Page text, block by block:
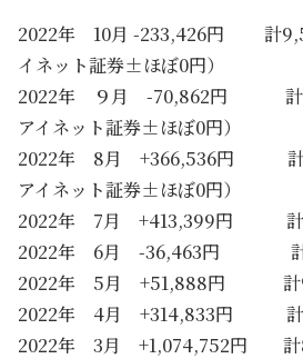
2022年 10月 -233,426円 計
イネット証券±ほぼ0円）
2022年 ９月 -70,862円 計
アイネット証券±ほぼ0円）
2022年 8月 +366,536円 計
アイネット証券±ほぼ0円）
2022年 7月 +413,399円 計
2022年 6月 -36,463円 計
2022年 5月 +51,888円 計
2022年 4月 +314,833円 計
2022年 3月 +1,074,752円 計